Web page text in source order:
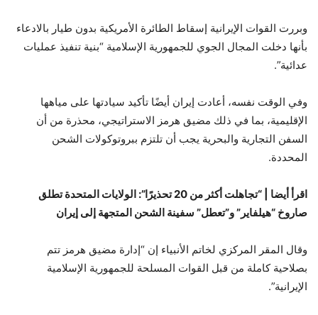
وبررت القوات الإيرانية إسقاط الطائرة الأمريكية بدون طيار بالادعاء
بأنها دخلت المجال الجوي للجمهورية الإسلامية “بنية تنفيذ عمليات
عدائية”.
وفي الوقت نفسه، أعادت إيران أيضًا تأكيد سيادتها على مياهها
الإقليمية، بما في ذلك مضيق هرمز الاستراتيجي، محذرة من أن
السفن التجارية والبحرية يجب أن تلتزم ببروتوكولات الشحن
المحددة.
اقرأ أيضا |
“تجاهلت أكثر من 20 تحذيرًا”: الولايات المتحدة تطلق
صاروخ “هيلفاير” و”تعطل” سفينة الشحن المتجهة إلى إيران
وقال المقر المركزي لخاتم الأنبياء إن “إدارة مضيق هرمز تتم
بصلاحية كاملة من قبل القوات المسلحة للجمهورية الإسلامية
الإيرانية”.